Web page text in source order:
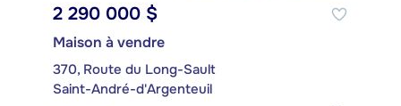
2 290 000 $
Maison à vendre
370, Route du Long-Sault
Saint-André-d'Argenteuil